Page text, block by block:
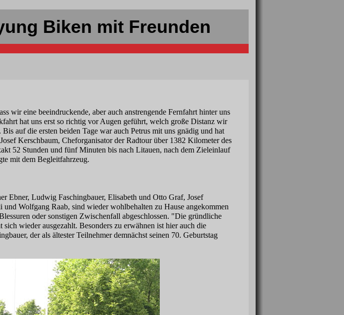
Biken mit Freunden
wir eine beeindruckende, aber auch anstrengende Fernfahrt hinter uns
hat uns erst so richtig vor Augen geführt, welch große Distanz wir
auf die ersten beiden Tage war auch Petrus mit uns gnädig und hat
Kerschbaum, Cheforganisator der Radtour über 1382 Kilometer des
52 Stunden und fünf Minuten bis nach Litauen, nach dem Zieleinlauf
mit dem Begleitfahrzeug.
Ebner, Ludwig Faschingbauer, Elisabeth und Otto Graf, Josef
Wolfgang Raab, sind wieder wohlbehalten zu Hause angekommen
oder sonstigen Zwischenfall abgeschlossen. "Die gründliche
wieder ausgezahlt. Besonders zu erwähnen ist hier auch die
der als ältester Teilnehmer demnächst seinen 70. Geburtstag